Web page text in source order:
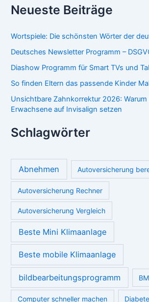
Neueste Beiträge
Wortspiele: Die schönsten Wörter der
Deutsches Newsletter Programm –
Diashow Programm für Smart TVs und